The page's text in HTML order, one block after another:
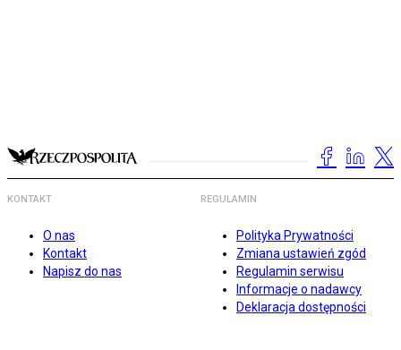
KONTAKT
O nas
Kontakt
Napisz do nas
REGULAMIN
Polityka Prywatności
Zmiana ustawień zgód
Regulamin serwisu
Informacje o nadawcy
Deklaracja dostępności